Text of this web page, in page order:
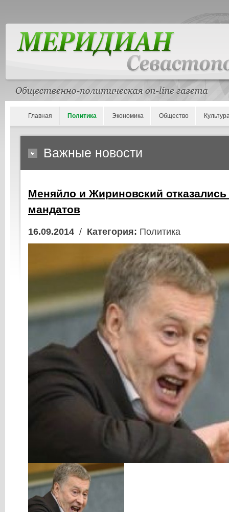
Главная Политика Экономика Общество
Важные новости
Меняйло и Жириновский отказались
мандатов
16.09.2014 / Категория: Политика